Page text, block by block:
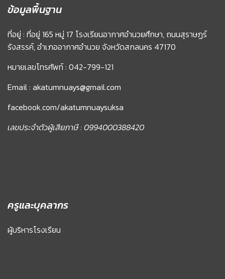
ข้อมูลพื้นฐาน
ที่อยู่ : ที่อยู่ 165 หมู่ 17 โรงเรียนอากาศอำนวยศึกษา, ถนนสุราษฏร์
รังสรรค์, อำเภออากาศอำนวย จังหวัดสกลนคร 47170
หมายเลขโทรศัพท์ : 042-799-121
Email : akatumnuays@gmail.com
facebook.com/akatumnuaysuksa
เลขประจำตัวผู้เสียภาษี : 0994000388420
ครูและบุคลากร
ผู้บริหารโรงเรียน